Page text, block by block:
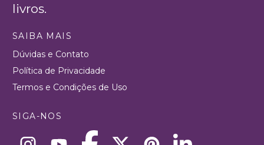
livros.
SAIBA MAIS
Dúvidas e Contato
Política de Privacidade
Termos e Condições de Uso
SIGA-NOS